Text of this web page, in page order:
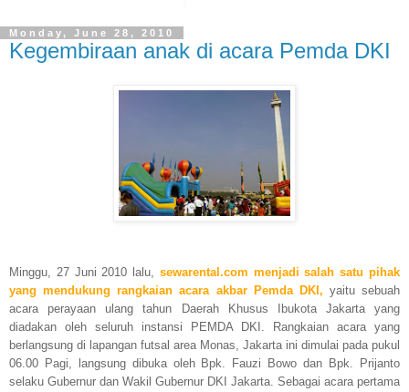
Monday, June 28, 2010
Kegembiraan anak di acara Pemda DKI
Minggu, 27 Juni 2010 lalu, sewarental.com menjadi salah satu pihak
yang mendukung rangkaian acara akbar Pemda DKI, yaitu sebuah
acara perayaan ulang tahun Daerah Khusus Ibukota Jakarta yang
diadakan oleh seluruh instansi PEMDA DKI. Rangkaian acara yang
berlangsung di lapangan futsal area Monas, Jakarta ini dimulai pada pukul
06.00 Pagi, langsung dibuka oleh Bpk. Fauzi Bowo dan Bpk. Prijanto
selaku Gubernur dan Wakil Gubernur DKI Jakarta. Sebagai acara pertama